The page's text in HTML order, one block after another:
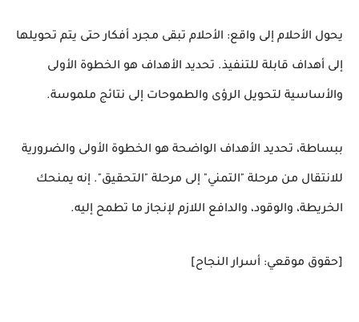
يحول الأحلام إلى واقع: الأحلام تبقى مجرد أفكار حتى يتم تحويلها
إلى أهداف قابلة للتنفيذ. تحديد الأهداف هو الخطوة الأولى
والأساسية لتحويل الرؤى والطموحات إلى نتائج ملموسة.
ببساطة، تحديد الأهداف الواضحة هو الخطوة الأولى والضرورية
للانتقال من مرحلة "التمني" إلى مرحلة "التحقيق". إنه يمنحك
الخريطة، والوقود، والدافع اللازم لإنجاز ما تطمح إليه.
[حقوق موقعي: أسرار النجاح]